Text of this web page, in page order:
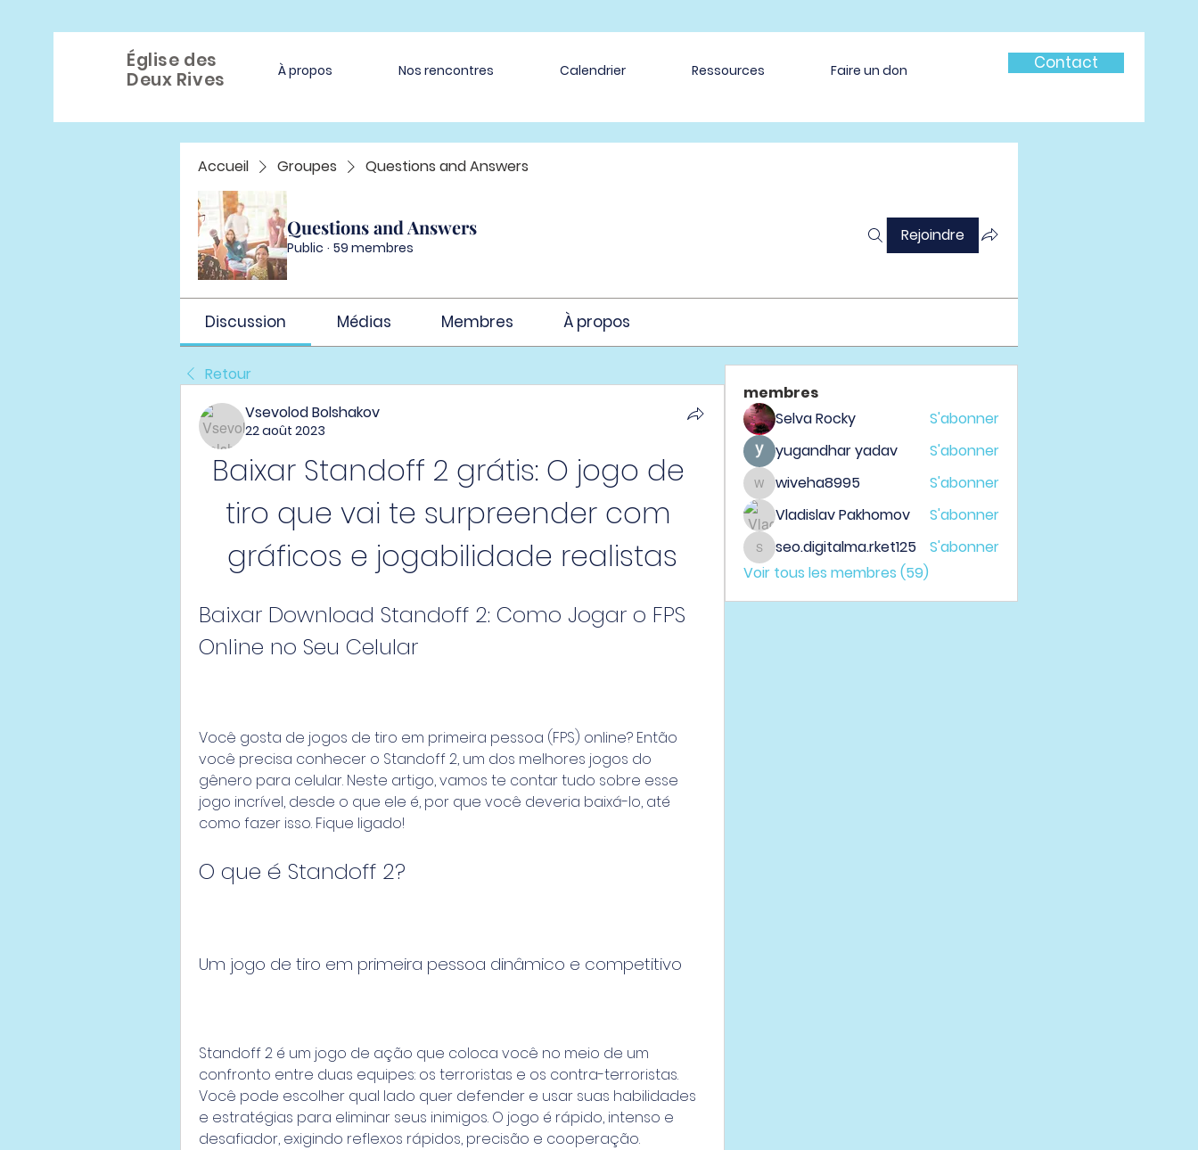
Église des
Deux Rives
À propos Nos rencontres Calendrier Ressources Faire un don Contact
Accueil Groupes Questions and Answers
Questions and Answers
Public · 59 membres
Rejoindre
Discussion Médias Membres À propos
Retour
Vsevolod Bolshakov
22 août 2023
Baixar Standoff 2 grátis: O jogo de
tiro que vai te surpreender com
gráficos e jogabilidade realistas
Baixar Download Standoff 2: Como Jogar o FPS
Online no Seu Celular
Você gosta de jogos de tiro em primeira pessoa (FPS) online? Então
você precisa conhecer o Standoff 2, um dos melhores jogos do
gênero para celular. Neste artigo, vamos te contar tudo sobre esse
jogo incrível, desde o que ele é, por que você deveria baixá-lo, até
como fazer isso. Fique ligado!
O que é Standoff 2?
Um jogo de tiro em primeira pessoa dinâmico e competitivo
Standoff 2 é um jogo de ação que coloca você no meio de um
confronto entre duas equipes: os terroristas e os contra-terroristas.
Você pode escolher qual lado quer defender e usar suas habilidades
e estratégias para eliminar seus inimigos. O jogo é rápido, intenso e
desafiador, exigindo reflexos rápidos, precisão e cooperação.
membres
Selva Rocky
S'abonner
yugandhar yadav
S'abonner
wiveha8995
wiveha8995
S'abonner
Vladislav Pakhomov
S'abonner
seo.digitalma.rket125
seo.digitalma.rket125
S'abonner
Voir tous les membres (59)